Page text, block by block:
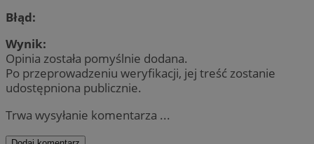
Błąd:
Wynik:
Opinia została pomyślnie dodana.
Po przeprowadzeniu weryfikacji, jej treść zostanie
udostępniona publicznie.
Trwa wysyłanie komentarza ...